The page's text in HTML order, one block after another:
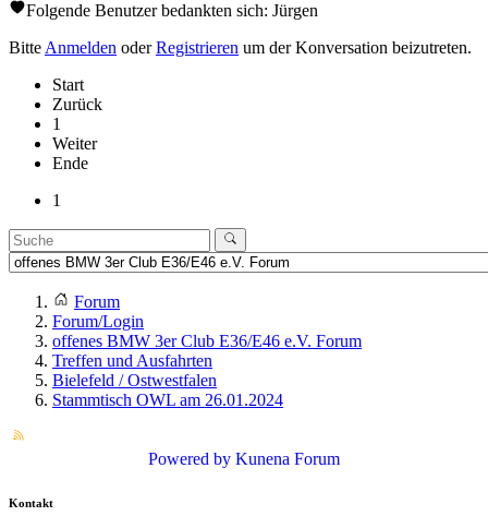
Folgende Benutzer bedankten sich: Jürgen
Bitte Anmelden oderRegistrieren um der Konversation beizutreten.
Start
Zurück
1
Weiter
Ende
1
Forum
Forum/Login
offenes BMW 3er Club E36/E46 e.V. Forum
Treffen und Ausfahrten
Bielefeld / Ostwestfalen
Stammtisch OWL am 26.01.2024
Powered by Kunena Forum
Kontakt